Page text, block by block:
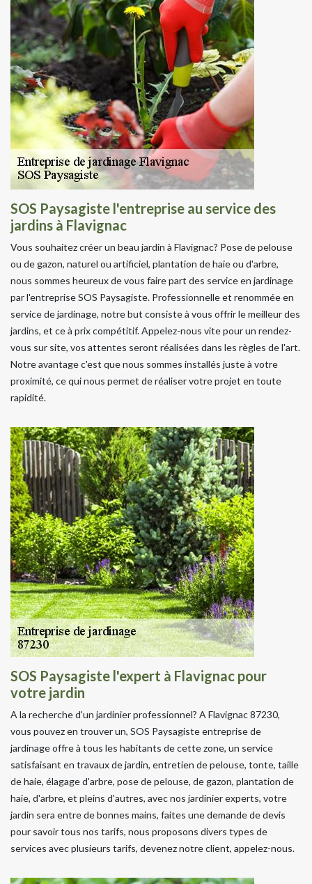
SOS Paysagiste l'entreprise au service des
jardins à Flavignac
Vous souhaitez créer un beau jardin à Flavignac? Pose de pelouse
ou de gazon, naturel ou artificiel, plantation de haie ou d'arbre,
nous sommes heureux de vous faire part des service en jardinage
par l'entreprise SOS Paysagiste. Professionnelle et renommée en
service de jardinage, notre but consiste à vous offrir le meilleur des
jardins, et ce à prix compétitif. Appelez-nous vite pour un rendez-
vous sur site, vos attentes seront réalisées dans les règles de l'art.
Notre avantage c'est que nous sommes installés juste à votre
proximité, ce qui nous permet de réaliser votre projet en toute
rapidité.
SOS Paysagiste l'expert à Flavignac pour
votre jardin
A la recherche d'un jardinier professionnel? A Flavignac 87230,
vous pouvez en trouver un, SOS Paysagiste entreprise de
jardinage offre à tous les habitants de cette zone, un service
satisfaisant en travaux de jardin, entretien de pelouse, tonte, taille
de haie, élagage d'arbre, pose de pelouse, de gazon, plantation de
haie, d'arbre, et pleins d'autres, avec nos jardinier experts, votre
jardin sera entre de bonnes mains, faites une demande de devis
pour savoir tous nos tarifs, nous proposons divers types de
services avec plusieurs tarifs, devenez notre client, appelez-nous.